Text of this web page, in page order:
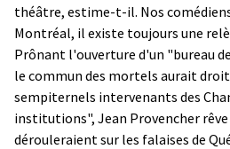
théâtre, estime-t-il. Nos
Montréal, il existe toujours une
Prônant l'ouverture d'un "bureau
le commun des mortels aurait
sempiternels intervenants des
institutions", Jean Provencher
dérouleraient sur les falaises de